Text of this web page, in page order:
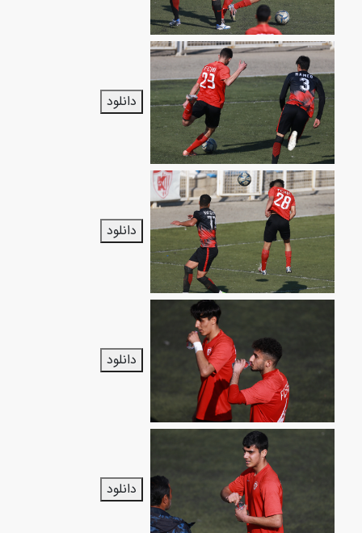
دانلود
دانلود
دانلود
دانلود